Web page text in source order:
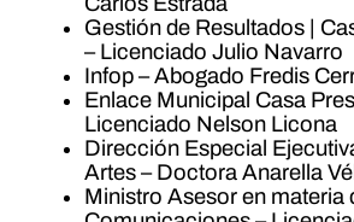
Gestión de Resultados |
– Licenciado Julio Navarro
Infop – Abogado Fredis
Enlace Municipal Casa
Licenciado Nelson Licona
Dirección Especial
Artes – Doctora Anarella
Ministro Asesor en materia